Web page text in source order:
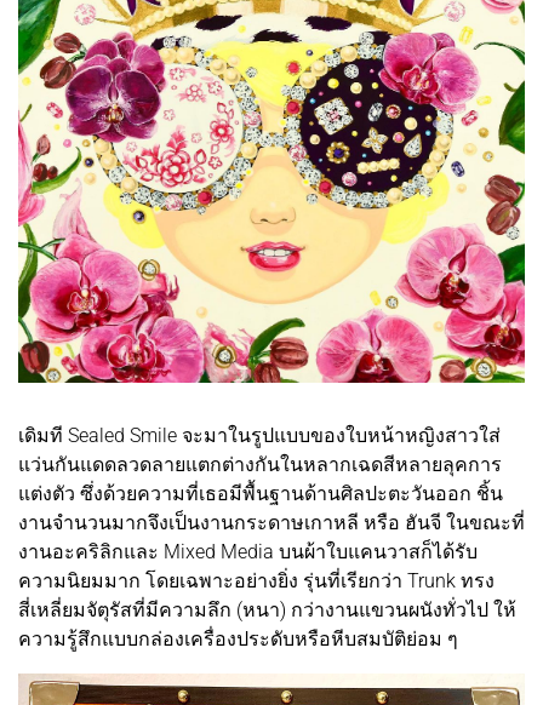
เดิมที Sealed Smile จะมาในรูปแบบของใบหน้าหญิงสาวใส่
แว่นกันแดดลวดลายแตกต่างกันในหลากเฉดสีหลายลุคการ
แต่งตัว ซึ่งด้วยความที่เธอมีพื้นฐานด้านศิลปะตะวันออก ชิ้น
งานจำนวนมากจึงเป็นงานกระดาษเกาหลี หรือ ฮันจี ในขณะที่
งานอะคริลิกและ Mixed Media บนผ้าใบแคนวาสก็ได้รับ
ความนิยมมาก โดยเฉพาะอย่างยิ่ง รุ่นที่เรียกว่า Trunk ทรง
สี่เหลี่ยมจัตุรัสที่มีความลึก (หนา) กว่างานแขวนผนังทั่วไป ให้
ความรู้สึกแบบกล่องเครื่องประดับหรือหีบสมบัติย่อม ๆ